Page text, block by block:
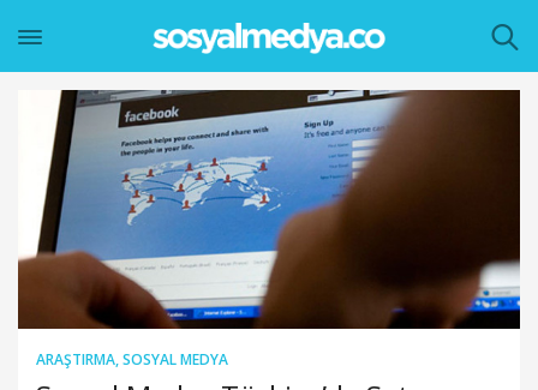
ARAŞTIRMA,SOSYAL MEDYA